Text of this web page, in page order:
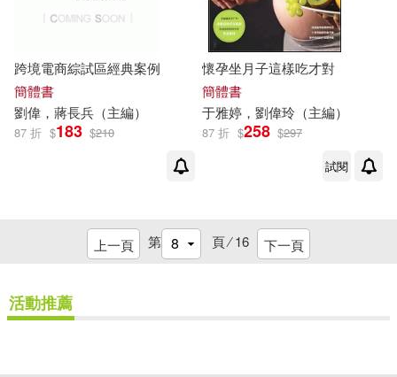
劉偉，張龍，高揚等(1)
劉偉，徐暉(1)
劉偉，曹萍（主編）(1)
劉偉，朱新顏，葛鳳麗(1)
劉偉，朱燕叢，呂雅茹（主編）(1)
台灣東方(1)
吉林大學出版社(1)
同心出版社(1)
商業周刊(1) 四塊玉(1)
國家行政學院出版社(1)
跨境電商綜試區經典案例
簡體書
劉偉 ，蔣長兵（主編）
87 折 $183 $210
懷孕坐月子這樣吃才對
簡體書
于雅婷， 劉偉玲（主編）
87 折 $258 $297
試閱
上一頁 第 頁 ⁄16 下一頁
活動推薦